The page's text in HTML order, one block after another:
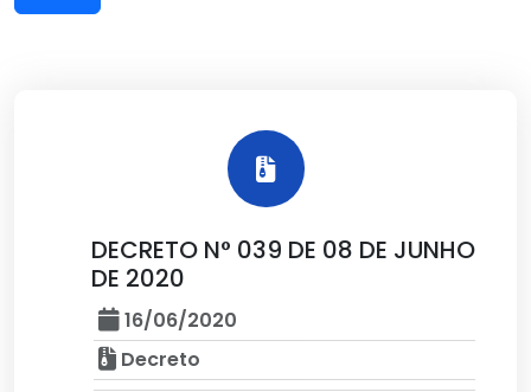
DECRETO N° 039 DE 08 DE JUNHO
DE 2020
16/06/2020
Decreto